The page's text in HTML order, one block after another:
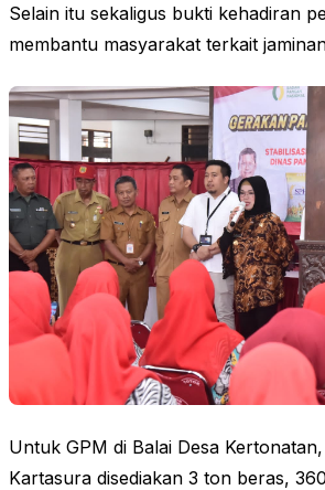
Selain itu sekaligus bukti kehadiran
membantu masyarakat terkait
Untuk GPM di Balai Desa
Kartasura disediakan 3 ton beras,